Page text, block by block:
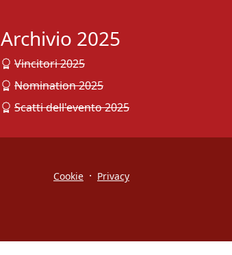
Archivio 2025
Vincitori 2025
Nomination 2025
Scatti dell'evento 2025
Cookie · Privacy